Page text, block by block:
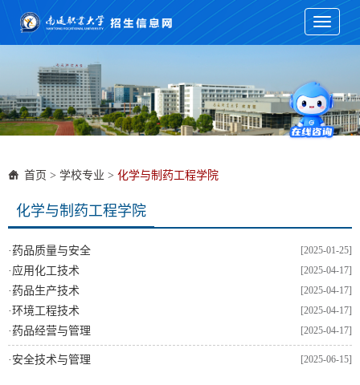
Toggle
首页 > 学校专业 > 化学与制药工程学院
化学与制药工程学院
[2025-01-25]
·药品质量与安全
[2025-04-17]
· 应用化工技术
[2025-04-17]
·药品生产技术
[2025-04-17]
·环境工程技术
[2025-04-17]
·药品经营与管理
[2025-06-15]
· 安全技术与管理